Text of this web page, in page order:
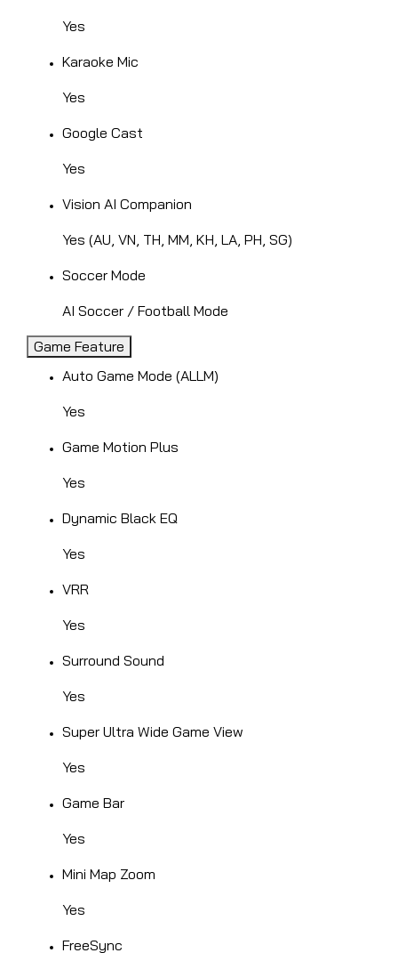
Yes
Karaoke Mic
Yes
Google Cast
Yes
Vision AI Companion
Yes (AU, VN, TH, MM, KH, LA, PH, SG)
Soccer Mode
AI Soccer / Football Mode
Game Feature
Auto Game Mode (ALLM)
Yes
Game Motion Plus
Yes
Dynamic Black EQ
Yes
VRR
Yes
Surround Sound
Yes
Super Ultra Wide Game View
Yes
Game Bar
Yes
Mini Map Zoom
Yes
FreeSync